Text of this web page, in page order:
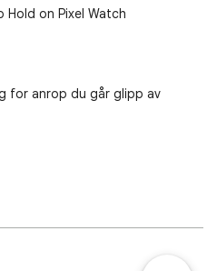
on Pixel Watch
for anrop du går glipp av